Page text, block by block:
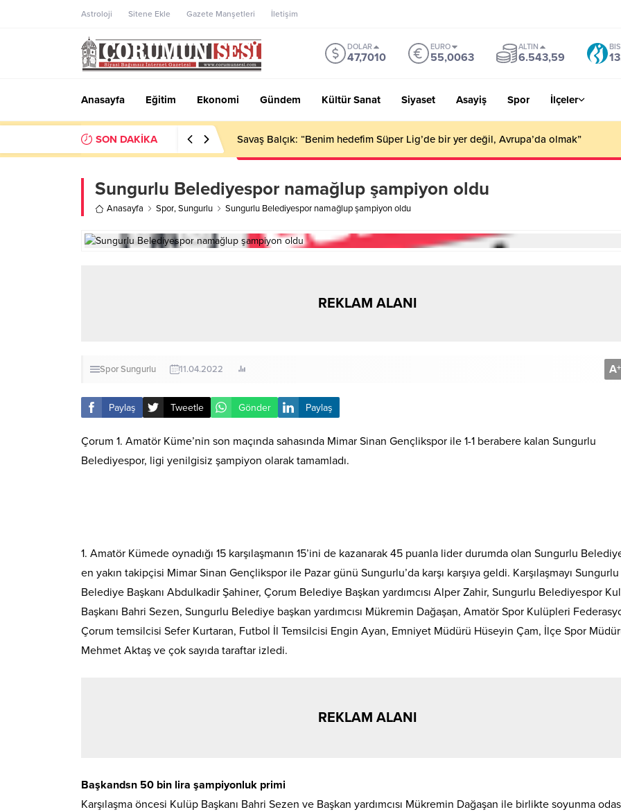
Astroloji Sitene Ekle Gazete Manşetleri İletişim
DOLAR
47,7010
EURO
55,0063
ALTIN
6.543,59
Anasayfa Eğitim Ekonomi Gündem Kültür Sanat Siyaset Asayiş Spor İlçeler
SON DAKİKA Savaş Balçık: “Benim hedefim Süper Lig’de bir yer değil, Avrupa’da olmak”
Sungurlu Belediyespor namağlup şampiyon oldu
Anasayfa Spor,Sungurlu Sungurlu Belediyespor namağlup şampiyon oldu
REKLAM ALANI
SporSungurlu 11.04.2022 A+
Paylaş Tweetle Gönder Paylaş
Çorum 1. Amatör Küme’nin son maçında sahasında Mimar Sinan Gençlikspor ile 1-1 berabere kalan Sungurlu
Belediyespor, ligi yenilgisiz şampiyon olarak tamamladı.
1. Amatör Kümede oynadığı 15 karşılaşmanın 15’ini de kazanarak 45 puanla lider durumda olan Sungurlu
en yakın takipçisi Mimar Sinan Gençlikspor ile Pazar günü Sungurlu’da karşı karşıya geldi. Karşılaşmayı Sungurlu
Belediye Başkanı Abdulkadir Şahiner, Çorum Belediye Başkan yardımcısı Alper Zahir, Sungurlu Belediyespor
Başkanı Bahri Sezen, Sungurlu Belediye başkan yardımcısı Mükremin Dağaşan, Amatör Spor Kulüpleri
Çorum temsilcisi Sefer Kurtaran, Futbol İl Temsilcisi Engin Ayan, Emniyet Müdürü Hüseyin Çam, İlçe Spor
Mehmet Aktaş ve çok sayıda taraftar izledi.
REKLAM ALANI
Başkandsn 50 bin lira şampiyonluk primi
Karşılaşma öncesi Kulüp Başkanı Bahri Sezen ve Başkan yardımcısı Mükremin Dağaşan ile birlikte soyunma